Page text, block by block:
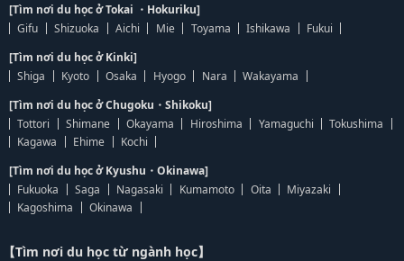
[Tìm nơi du học ở Tokai ・Hokuriku]
Gifu
Shizuoka Aichi Mie Toyama Ishikawa
Fukui
[Tìm nơi du học ở Kinki]
Shiga
Kyoto Osaka Hyogo Nara
Wakayama
[Tìm nơi du học ở Chugoku・Shikoku]
Tottori
Shimane Okayama Hiroshima Yamaguchi
Tokushima
Kagawa
Ehime
Kochi
[Tìm nơi du học ở Kyushu・Okinawa]
Fukuoka
Saga Nagasaki Kumamoto Oita
Miyazaki
Kagoshima
Okinawa
【Tìm nơi du học từ ngành học】